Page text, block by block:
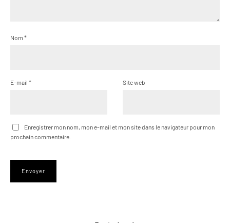
Nom *
E-mail * Site web
Enregistrer mon nom, mon e-mail et mon site dans le navigateur pour mon
prochain commentaire.